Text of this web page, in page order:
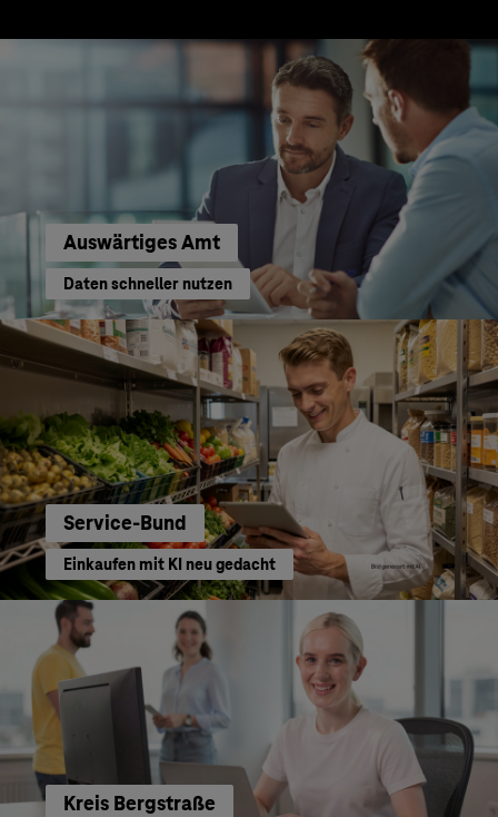
Auswärtiges Amt
Daten schneller nutzen
Service-Bund
Einkaufen mit KI neu gedacht
Kreis Bergstraße